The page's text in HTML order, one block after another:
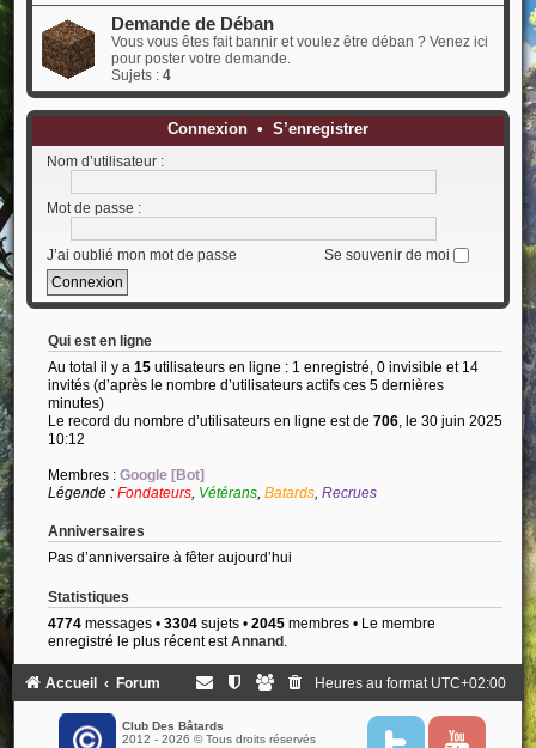
Demande de Déban
Vous vous êtes fait bannir et voulez être déban ? Venez ici
pour poster votre demande.
Sujets : 4
Connexion• S’enregistrer
Nom d’utilisateur :
Mot de passe :
J’ai oublié mon mot de passe Se souvenir de moi
Qui est en ligne
Au total il y a 15utilisateurs en ligne : 1 enregistré, 0 invisible et 14
invités (d’après le nombre d’utilisateurs actifs ces 5 dernières
minutes)
Le record du nombre d’utilisateurs en ligne est de 706, le 30 juin 2025
10:12
Membres : Google [Bot]
Légende : Fondateurs, Vétérans, Batards, Recrues
Anniversaires
Pas d’anniversaire à fêter aujourd’hui
Statistiques
4774messages • 3304sujets • 2045membres • Le membre
enregistré le plus récent estAnnand.
Accueil Forum Heures au format UTC+02:00
Club Des Bâtards
2012 - 2026 © Tous droits réservés